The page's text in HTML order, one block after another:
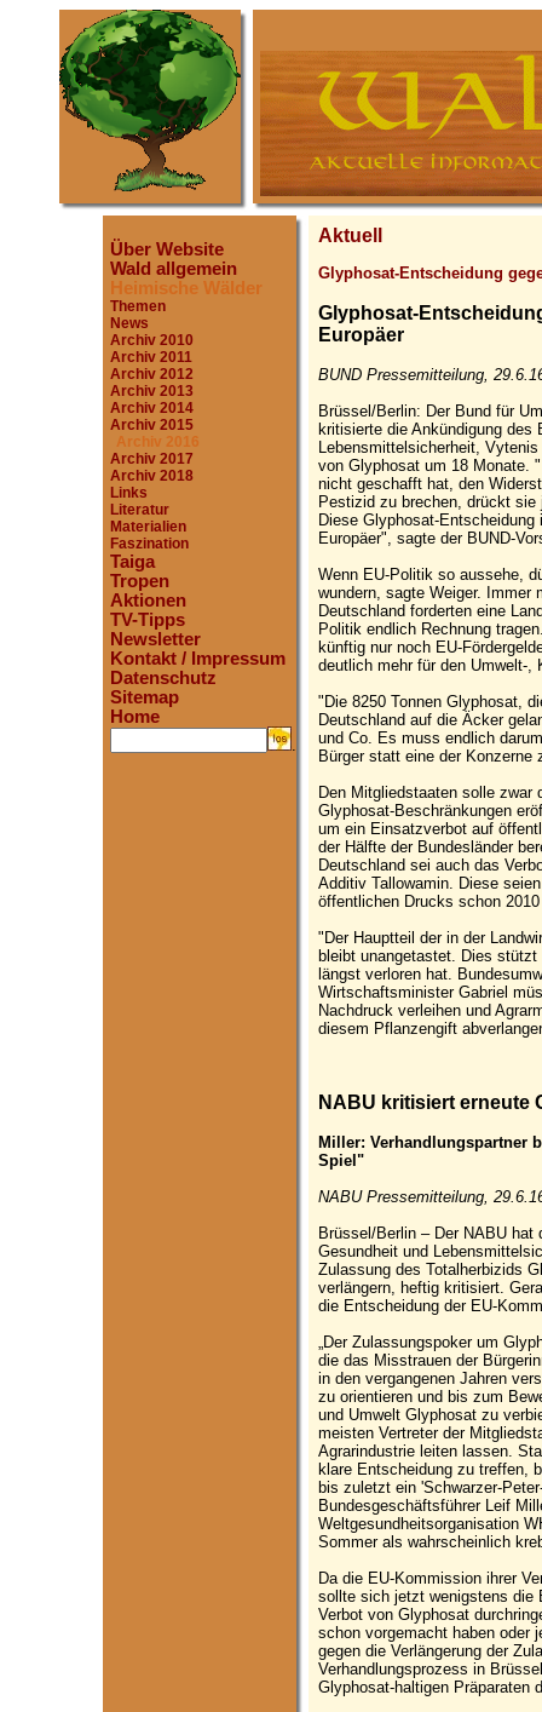
Über Website
Wald allgemein
Heimische Wälder
Themen
News
Archiv 2010
Archiv 2011
Archiv 2012
Archiv 2013
Archiv 2014
Archiv 2015
Archiv 2016
Archiv 2017
Archiv 2018
Links
Literatur
Materialien
Faszination
Taiga
Tropen
Aktionen
TV-Tipps
Newsletter
Kontakt / Impressum
Datenschutz
Sitemap
Home
.
Aktuell
Glyphosat-Entscheidung
Glyphosat-
Europäer
BUND Pressemitteilung,
Brüssel/Berlin: Der Bund für
kritisierte die Ankündigung des
Lebensmittel­sicherheit,
von Glyphosat um 18 Monate.
nicht geschafft hat, den
Pestizid zu brechen, drückt
Diese Glyphosat-
Europäer", sagte der BUND-
Wenn EU-Politik so aussehe,
wundern, sagte Weiger. Immer
Deutschland forderten eine
Politik endlich Rechnung
künftig nur noch EU-
deutlich mehr für den Umwelt-,
"Die 8250 Tonnen Glyphosat,
Deutschland auf die Äcker
und Co. Es muss endlich
Bürger statt eine der Konzerne
Den Mitgliedstaaten solle zwar
Glyphosat-Beschränkungen
um ein Einsatzverbot auf
der Hälfte der Bundesländer
Deutschland sei auch das
Additiv Tallowamin. Diese
öffentlichen Drucks schon
"Der Hauptteil der in der
bleibt unangetastet. Dies
längst verloren hat.
Wirtschaftsminister Gabriel
Nachdruck verleihen und
diesem Pflanzengift
NABU kritisiert erneute
Miller: Verhandlungspartner
Spiel"
NABU Pressemitteilung,
Brüssel/Berlin – Der NABU hat
Gesundheit und
Zulassung des Totalherbizids
verlängern, heftig kritisiert.
die Entscheidung der EU-
„Der Zulassungspoker um
die das Misstrauen der
in den vergangenen Jahren
zu orientieren und bis zum
und Umwelt Glyphosat zu
meisten Vertreter der
Agrarindustrie leiten lassen.
klare Entscheidung zu treffen,
bis zuletzt ein 'Schwarzer-
Bundesgeschäftsführer Leif
Weltgesundheitsorganisation
Sommer als wahrscheinlich
Da die EU-Kommission ihrer
sollte sich jetzt wenigstens die
Verbot von Glyphosat
schon vorgemacht haben oder
gegen die Verlängerung der
Verhandlungsprozess in
Glyphosat-haltigen Präparaten